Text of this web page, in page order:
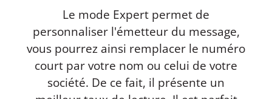
Le mode Expert permet de
personnaliser l'émetteur du message,
vous pourrez ainsi remplacer le numéro
court par votre nom ou celui de votre
société. De ce fait, il présente un